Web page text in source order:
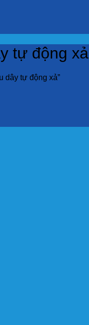
tự động xả
dây tự động xả”